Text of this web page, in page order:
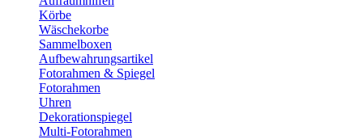
Körbe
Wäschekorbe
Sammelboxen
Aufbewahrungsartikel
Fotorahmen & Spiegel
Fotorahmen
Uhren
Dekorationspiegel
Multi-Fotorahmen